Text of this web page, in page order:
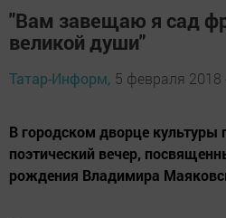
"Вам завещаю я сад
великой души"
Татар-Информ, 5 февраля 2018
В городском дворце культуры
поэтический вечер,
рождения Владимира